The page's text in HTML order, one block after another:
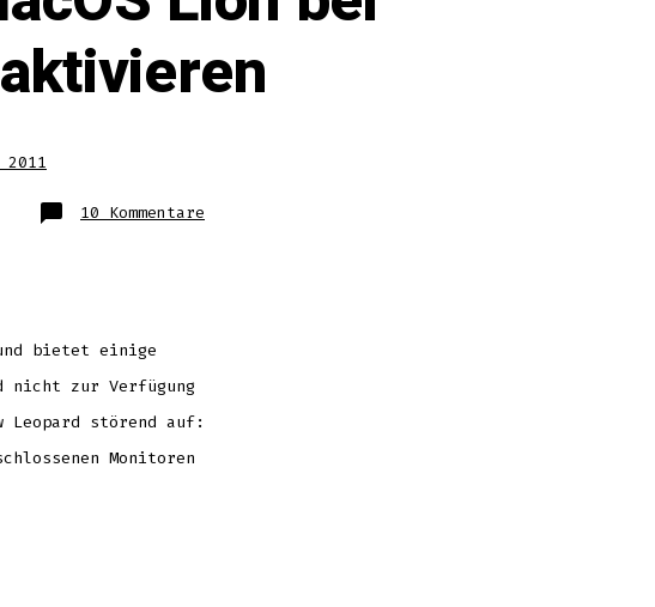
10 Kommentare
MacBook
bietet einige
nicht zur Verfügung
Leopard störend auf:
Monitoren